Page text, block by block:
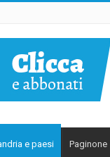
e paesi Paginone